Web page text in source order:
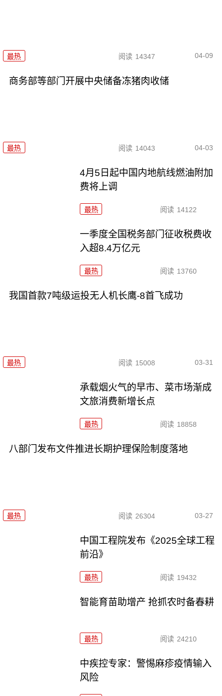
最热 阅读 14347 04-09
商务部等部门开展中央储备冻猪肉收储
最热 阅读 14043 04-03
4月5日起中国内地航线燃油附加
费将上调
最热 阅读 14122
一季度全国税务部门征收税费收
入超8.4万亿元
最热 阅读 13760
我国首款7吨级运投无人机长鹰-8首飞成功
最热 阅读 15008 03-31
承载烟火气的早市、菜市场渐成
文旅消费新增长点
最热 阅读 18858
八部门发布文件推进长期护理保险制度落地
最热 阅读 26304 03-27
中国工程院发布《2025全球工程
前沿》
最热 阅读 19432
智能育苗助增产 抢抓农时备春耕
最热 阅读 24210
中疾控专家：警惕麻疹疫情输入
风险